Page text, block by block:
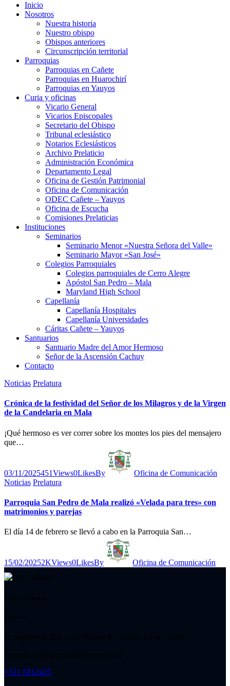
Inicio
Nosotros
Nuestra historia
Nuestro obispo
Obispos anteriores
Circunscripción territorial
Parroquias
Parroquias en Cañete
Parroquias en Huarochirí
Parroquias en Yauyos
Curia y oficinas
Vicario General
Vicarios Episcopales
Secretario del Obispo
Tribunal eclesiástico
Notarios Eclesiásticos
Archivo Prelaticio
Administración Económica
Departamento Legal
Oficina de Gestión Patrimonial
Oficina de Comunicación
ODEC Cañete – Yauyos
Oficina de Escucha
Comisiones Prelaticias
Instituciones
Seminarios
Seminario Menor «Nuestra Señora del Valle»
Seminario Mayor «San José»
Colegios Parroquiales
Colegios parroquiales de Cerro Alegre
Apóstol San Pedro – Mala
Maryland High School
Capellanía
Capellanía Hospitales
Capellanía Universidades
Cáritas Cañete – Yauyos
Santuarios
Santuario Madre del Amor Hermoso
Señor de la Ascensión Cachuy
Contacto
Noticias Prelatura
Crónica de la festividad del Señor de los Milagros y de la Virgen
de la Candelaria en Mala
¡Qué hermoso es ver correr sobre los montes los pies del mensajero
que…
03/11/2025451Views0LikesBy
Oficina de Comunicación
Noticias Prelatura
Parroquia San Pedro de Mala realizó «Velada para tres» con
matrimonios y parejas
El día 14 de febrero se llevó a cabo en la Parroquia San…
15/02/20252KViews0LikesBy Oficina de Comunicación
+511 5812425